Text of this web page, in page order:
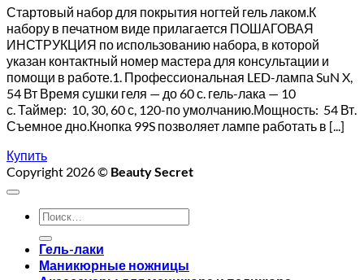
Стартовый набор для покрытия ногтей гель лаком.К
набору в печатном виде прилагается ПОШАГОВАЯ
ИНСТРУКЦИЯ по использованию набора, в которой
указан контактный номер мастера для консультации и
помощи в работе.1. Профессиональная LED-лампа SuN X,
54 Вт Время сушки геля — до 60 с. гель-лака — 10
с. Таймер: 10, 30, 60 с, 120-по умолчанию.Мощность: 54 Вт.
Съемное дно.Кнопка 99S позволяет лампе работать в [...]
Купить
Copyright 2026 © Beauty Secret
Искать:
Гель-лаки
Маникюрные ножницы